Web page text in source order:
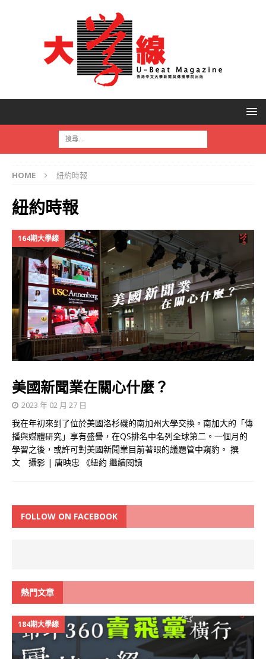
HOME 紐約時報
紐約時報
164期大學線
美國新聞業在關心什麼？
2023 年 02 月 27 日
我在年初來到了位於美國洛杉磯的南加州大學交換。南加大的「傳
播與媒體研究」享有盛譽，在QS排名中名列全球第二。一個月的
學習之後，或許可對美國新聞業目前著眼的議題管中窺豹。 撰
文 攝影 | 唐映忠 《紐約 繼續閱讀
FOLLOW ON FACEBOOK
熱門文章
184期大學線